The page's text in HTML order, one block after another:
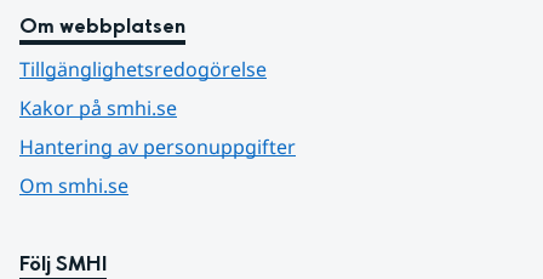
Om webbplatsen
Tillgänglighetsredogörelse
Kakor på smhi.se
Hantering av personuppgifter
Om smhi.se
Följ SMHI